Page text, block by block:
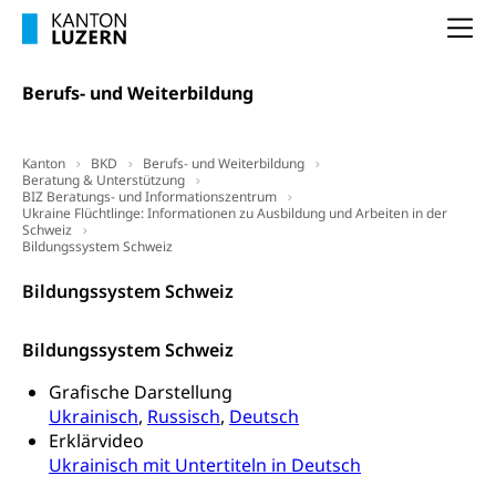
Berufs- und Weiterbildung
Kanton BKD
Berufs- und Weiterbildung
Beratung & Unterstützung
BIZ Beratungs- und Informationszentrum
Ukraine Flüchtlinge: Informationen zu Ausbildung und Arbeiten in der
Schweiz
Bildungssystem Schweiz
Bildungssystem Schweiz
Bildungssystem Schweiz
Grafische Darstellung
Ukrainisch, Russisch, Deutsch
Erklärvideo
Ukrainisch mit Untertiteln in Deutsch
Arbeitslosigkeit (gruezi.lu.ch)
Arbeitslosigkeit und Stellensuche (WAS
Arbeitslosenentschädigung (WAS Luzern)
Berufliche Selbständigkeit
selbständig Erwerbender, Freiberufler
Unterstützung der Wirtschaftsförderung
Handelsregister Luzern
Dienststelle Steuern - Wissenswertes
Pensionierung
Vorsorge, Altersvorsorge
AHV-Altersrente (WAS Luzern)
LUPK - Luzerner Pensionskasse
Bildung und Forschung
Wissenschaftsförderung
Forschungsförderung, Wissenschaftsmarketing,
Wissenschaft, Forschung, Entwicklung, Projekte
Pilotprojekte Klima
Innovative Projekte Landwirtschaft und
Wald
Erwachsenenbildung und Weiterbildung
Umschulung, zweiter Bildungsweg,
Nachdiplomstudium, Zusatzlehre, Höhere